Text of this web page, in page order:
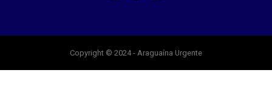
Copyright © 2024 - Araguaína Urgente